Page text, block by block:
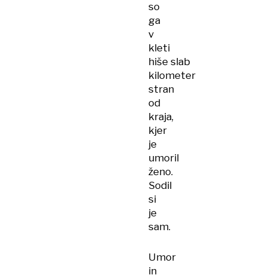
so
ga
v
kleti
hiše slab
kilometer
stran
od
kraja,
kjer
je
umoril
ženo.
Sodil
si
je
sam.
Umor
in